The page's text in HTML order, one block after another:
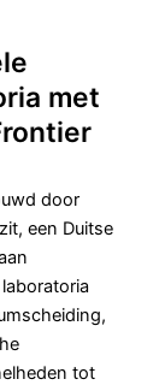
met
door
een Duitse
tot